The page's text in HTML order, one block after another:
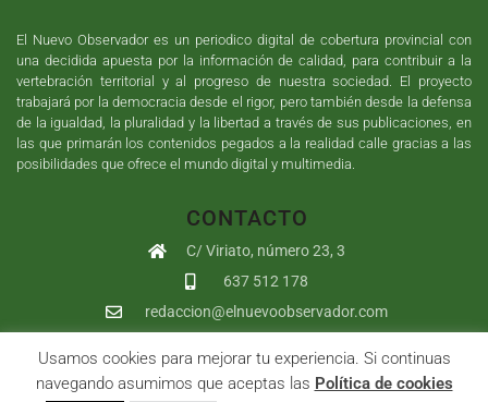
El Nuevo Observador es un periodico digital de cobertura provincial con
una decidida apuesta por la información de calidad, para contribuir a la
vertebración territorial y al progreso de nuestra sociedad. El proyecto
trabajará por la democracia desde el rigor, pero también desde la defensa
de la igualdad, la pluralidad y la libertad a través de sus publicaciones, en
las que primarán los contenidos pegados a la realidad calle gracias a las
posibilidades que ofrece el mundo digital y multimedia.
CONTACTO
C/ Viriato, número 23, 3
637 512 178
redaccion@elnuevoobservador.com
Copyright ©2026 El Nuevo Observador | Sumurdigital Diseño web
Usamos cookies para mejorar tu experiencia. Si continuas
navegando asumimos que aceptas las Política de cookies